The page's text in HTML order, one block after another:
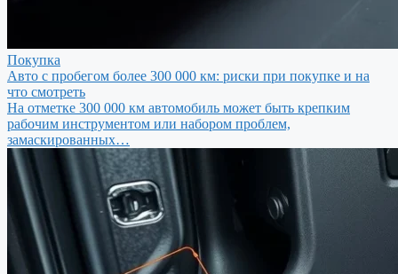
Покупка
Авто с пробегом более 300 000 км: риски при покупке и на
что смотреть
На отметке 300 000 км автомобиль может быть крепким
рабочим инструментом или набором проблем,
замаскированных…